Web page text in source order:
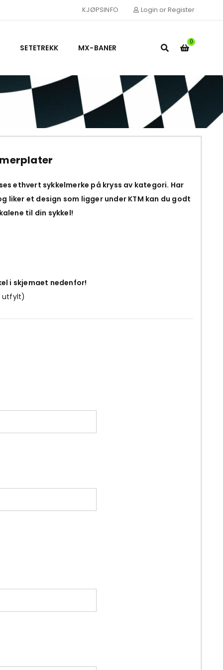
KJØPSINFO Login or Register
SETETREKK MX-BANER
0
ethvert sykkelmerke på kryss av kategori. Har
liker et design som ligger under KTM kan du godt
til din sykkel!
i skjemaet nedenfor!
utfylt)